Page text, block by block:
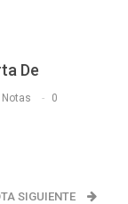
De
0
SIGUIENTE